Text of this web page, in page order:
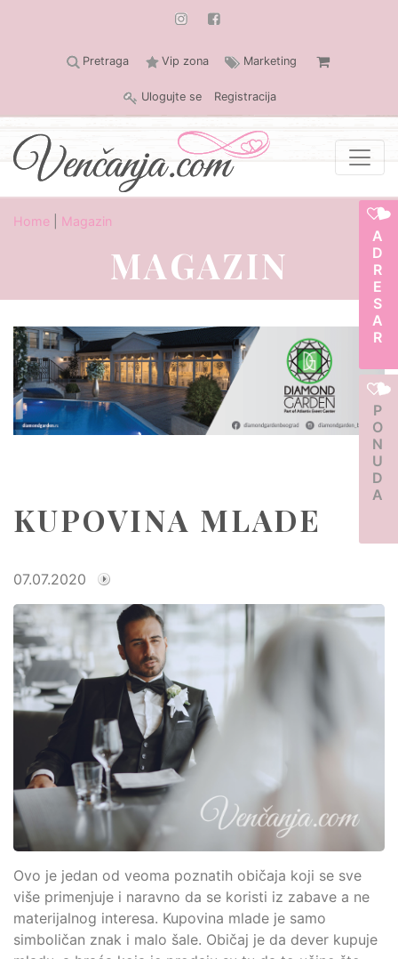
Pretraga Vip zona Marketing
Ulogujte se Registracija
ADRESAR
PONUDA
Home Magazin
MAGAZIN
KUPOVINA MLADE
07.07.2020
Ovo je jedan od veoma poznatih običaja koji se sve
više primenjuje i naravno da se koristi iz zabave a ne
materijalnog interesa. Kupovina mlade je samo
simboličan znak i malo šale. Običaj je da dever kupuje